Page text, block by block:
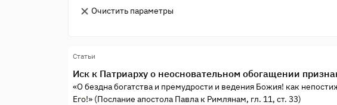
Очистить параметры
Статьи
Иск к Патриарху о неосновательном обогащении
«О бездна богатства и премудрости и ведения Божия! как
Его!» (Послание апостола Павла к Римлянам, гл. 11, ст. 33)